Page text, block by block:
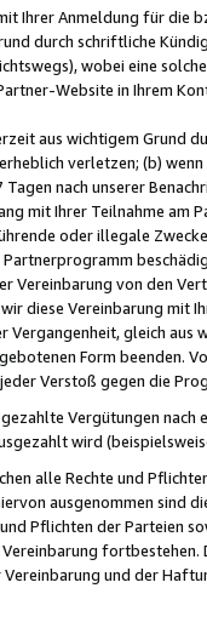
Ihrer Anmeldung für die
durch schriftliche
wobei eine
Website in Ihrem
aus wichtigem Grund
verletzen; (b)
nach unserer
mit Ihrer Teilnahme am
oder illegale
Vereinbarung von den
diese Vereinbarung mit
Vergangenheit, gleich
Form beenden.
Verstoß gegen die
Vergütungen
wird
alle Rechte und
ausgenommen sind
Pflichten der Parteien
und der